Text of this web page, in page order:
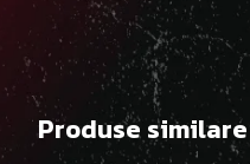
Produse similare